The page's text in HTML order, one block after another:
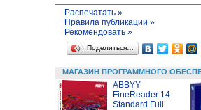
Распечатать »
Правила публикации »
Рекомендовать »
Поделиться…
МАГАЗИН ПРОГРАММНОГО
ABBYY
FineReader 14
Standard Full